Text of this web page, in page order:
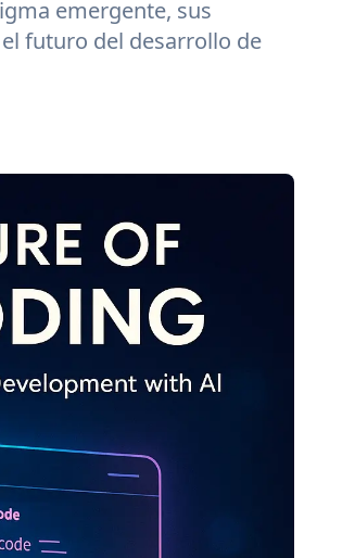
emergente, sus
futuro del desarrollo de